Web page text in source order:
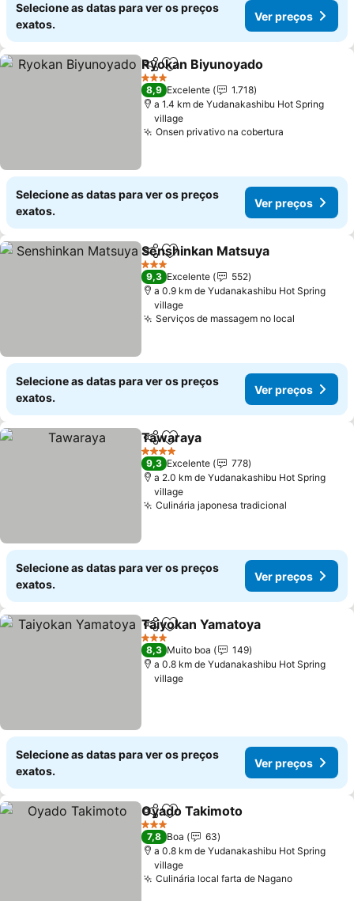
Selecione as datas para ver os preços
exatos.
Ver preços
PartilharAdicionar aos favoritos
Ryokan Biyunoyado
3 Estrelas
8,9 Excelente
1.718
a 1.4 km de Yudanakashibu Hot Spring
village
Onsen privativo na cobertura
Selecione as datas para ver os preços
exatos.
Ver preços
PartilharAdicionar aos favoritos
Senshinkan Matsuya
3 Estrelas
9,3 Excelente
552
a 0.9 km de Yudanakashibu Hot Spring
village
Serviços de massagem no local
Selecione as datas para ver os preços
exatos.
Ver preços
PartilharAdicionar aos favoritos
Tawaraya
4 Estrelas
9,3 Excelente
778
a 2.0 km de Yudanakashibu Hot Spring
village
Culinária japonesa tradicional
Selecione as datas para ver os preços
exatos.
Ver preços
PartilharAdicionar aos favoritos
Taiyokan Yamatoya
3 Estrelas
8,3 Muito boa
149
a 0.8 km de Yudanakashibu Hot Spring
village
Selecione as datas para ver os preços
exatos.
Ver preços
PartilharAdicionar aos favoritos
Oyado Takimoto
3 Estrelas
7,8 Boa
63
a 0.8 km de Yudanakashibu Hot Spring
village
Culinária local farta de NaganoVer